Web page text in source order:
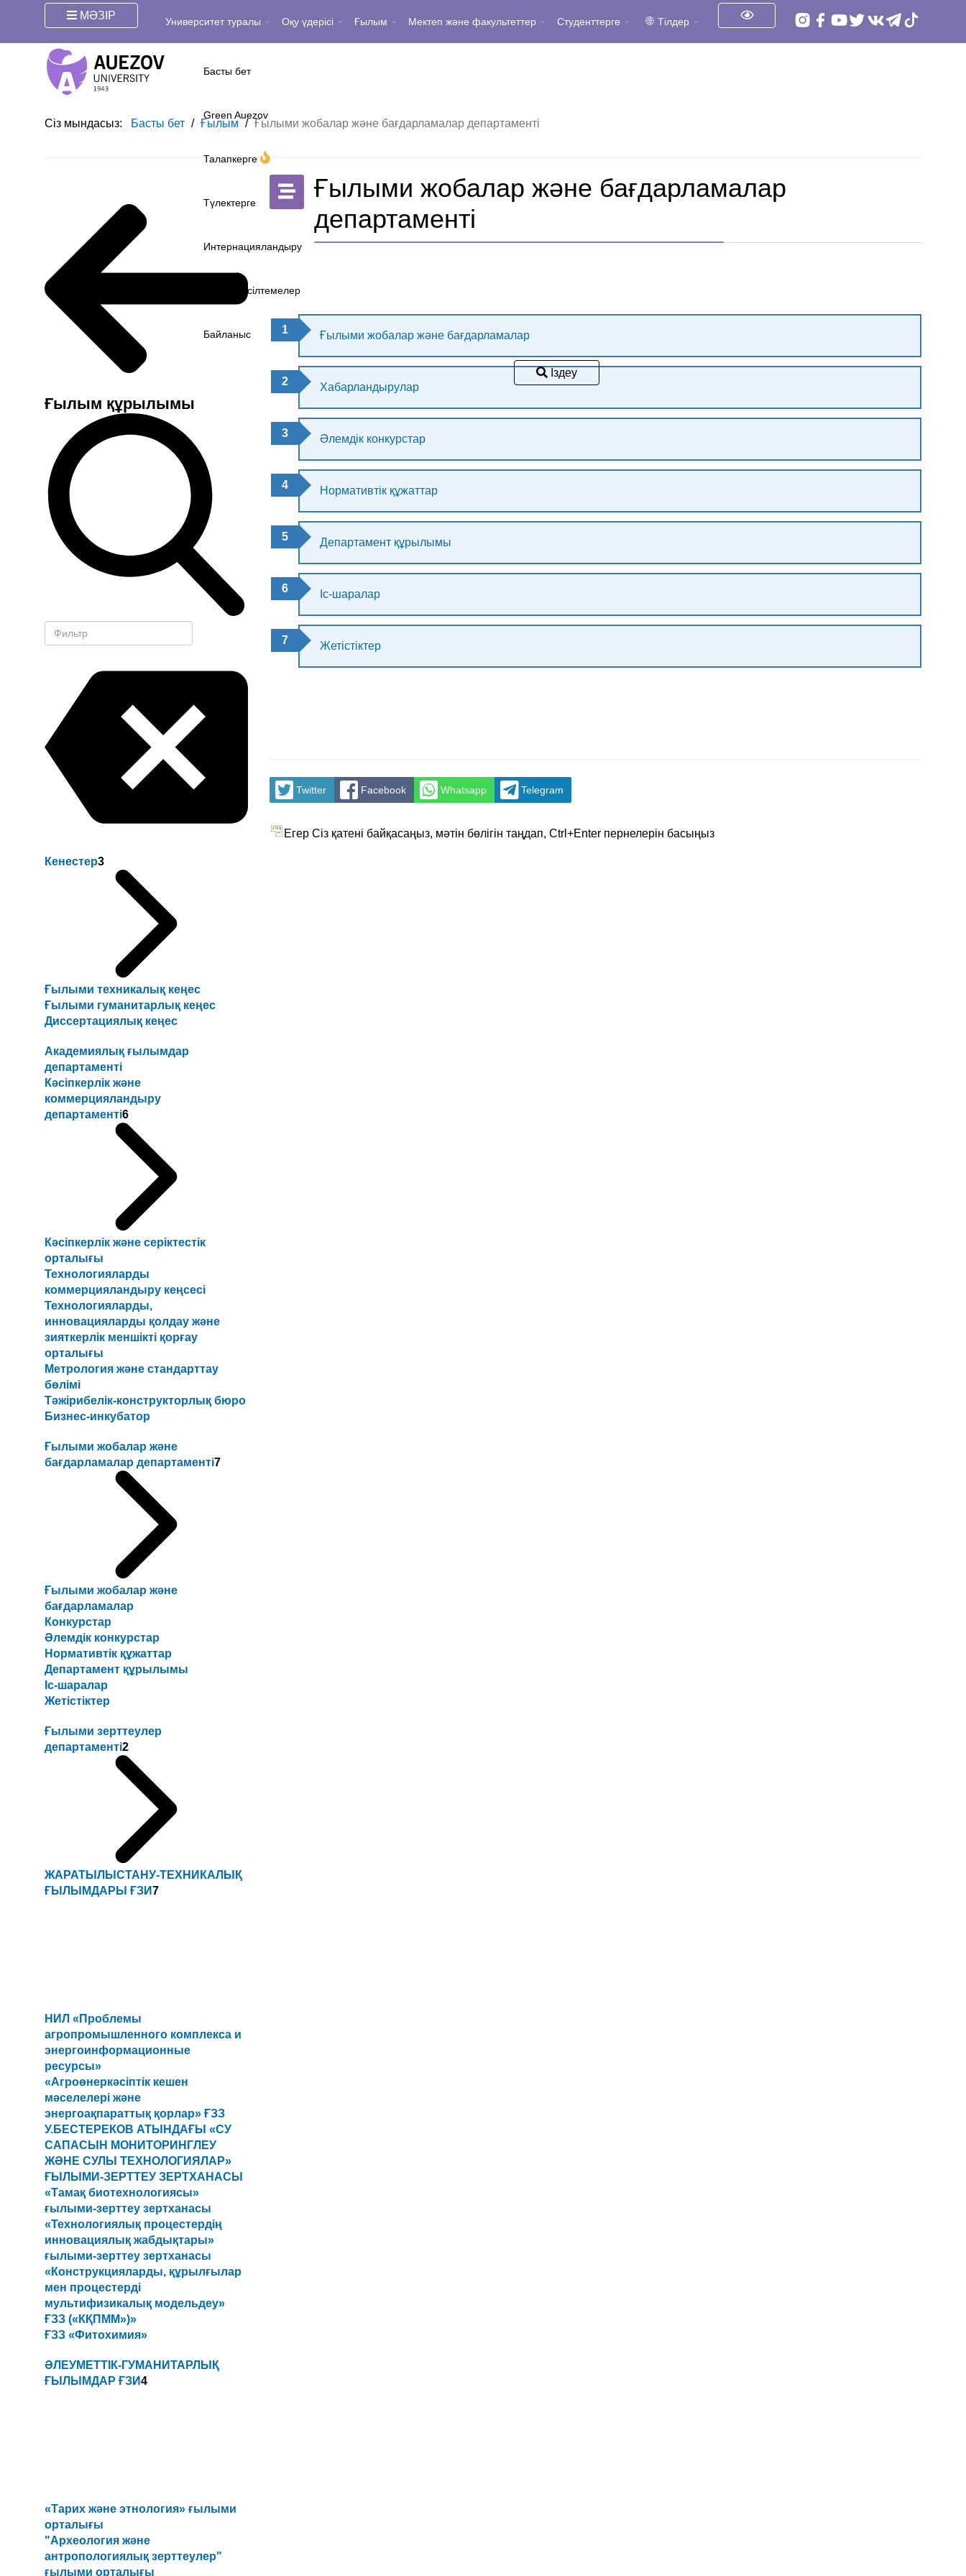
МӘЗІР Университет туралы Оқу үдерісі Ғылым Мектеп және факультеттер Студенттерге Тілдер
Басты бет
Green Auezov
Талапкерге
Түлектерге
Интернацияландыру
Жылдам сілтемелер
Байланыс
Іздеу
Сіз мындасыз: Басты бет / Ғылым / Ғылыми жобалар және бағдарламалар департаменті
Ғылым құрылымы
Кенестер3
Ғылыми техникалық кеңес
Ғылыми гуманитарлық кеңес
Диссертациялық кеңес
Академиялық ғылымдар
департаменті
Кәсіпкерлік және
коммерцияландыру
департаменті6
Кәсіпкерлік және серіктестік
орталығы
Технологияларды
коммерцияландыру кеңсесі
Технологияларды,
инновацияларды қолдау және
зияткерлік меншікті қорғау
орталығы
Метрология және стандарттау
бөлімі
Тәжірибелік-конструкторлық бюро
Бизнес-инкубатор
Ғылыми жобалар және
бағдарламалар департаменті7
Ғылыми жобалар және
бағдарламалар
Конкурстар
Әлемдік конкурстар
Нормативтік құжаттар
Департамент құрылымы
Іс-шаралар
Жетістіктер
Ғылыми зерттеулер
департаменті2
ЖАРАТЫЛЫСТАНУ-ТЕХНИКАЛЫҚ
ҒЫЛЫМДАРЫ ҒЗИ7
НИЛ «Проблемы
агропромышленного комплекса и
энергоинформационные
ресурсы»
«Агроөнеркәсіптік кешен
мәселелері және
энергоақпараттық қорлар» ҒЗЗ
У.БЕСТЕРЕКОВ АТЫНДАҒЫ «СУ
САПАСЫН МОНИТОРИНГЛЕУ
ЖӘНЕ СУЛЫ ТЕХНОЛОГИЯЛАР»
ҒЫЛЫМИ-ЗЕРТТЕУ ЗЕРТХАНАСЫ
«Тамақ биотехнологиясы»
ғылыми-зерттеу зертханасы
«Технологиялық процестердің
инновациялық жабдықтары»
ғылыми-зерттеу зертханасы
«Конструкцияларды, құрылғылар
мен процестерді
мультифизикалық модельдеу»
ҒЗЗ («КҚПММ»)»
ҒЗЗ «Фитохимия»
ӘЛЕУМЕТТІК-ГУМАНИТАРЛЫҚ
ҒЫЛЫМДАР ҒЗИ4
«Тарих және этнология» ғылыми
орталығы
"Археология және
антропологиялық зерттеулер"
ғылыми орталығы
Ғылыми жобалар және бағдарламалар
департаменті
Ғылыми жобалар және бағдарламалар
Хабарландырулар
Әлемдік конкурстар
Нормативтік құжаттар
Департамент құрылымы
Іс-шаралар
Жетістіктер
Twitter Facebook Whatsapp Telegram
Егер Сіз қатені байқасаңыз, мәтін бөлігін таңдап, Ctrl+Enter пернелерін басыңыз